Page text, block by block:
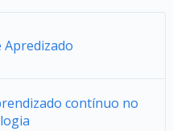
Apredizado
contínuo no